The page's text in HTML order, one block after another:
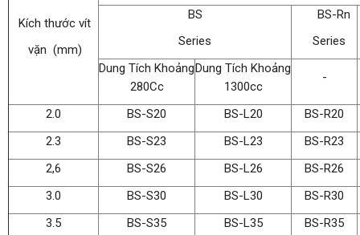
Kích thước vít
vặn (mm)
BS
Series
BS-Rn
Series
Dung Tích Khoảng
280Cc
Dung Tích Khoảng
1300cc
-
2.0 BS-S20 BS-L20
BS-R20
2.3
BS-S23 BS-L23
BS-R23
2,6
BS-S26 BS-L26
BS-R26
3.0
BS-S30 BS-L30
BS-R30
3.5
BS-S35 BS-L35
BS-R35